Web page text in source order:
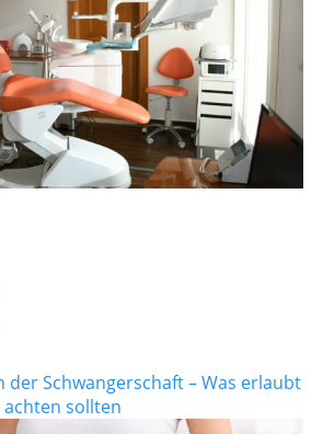
der Schwangerschaft – Was erlaubt
sollten